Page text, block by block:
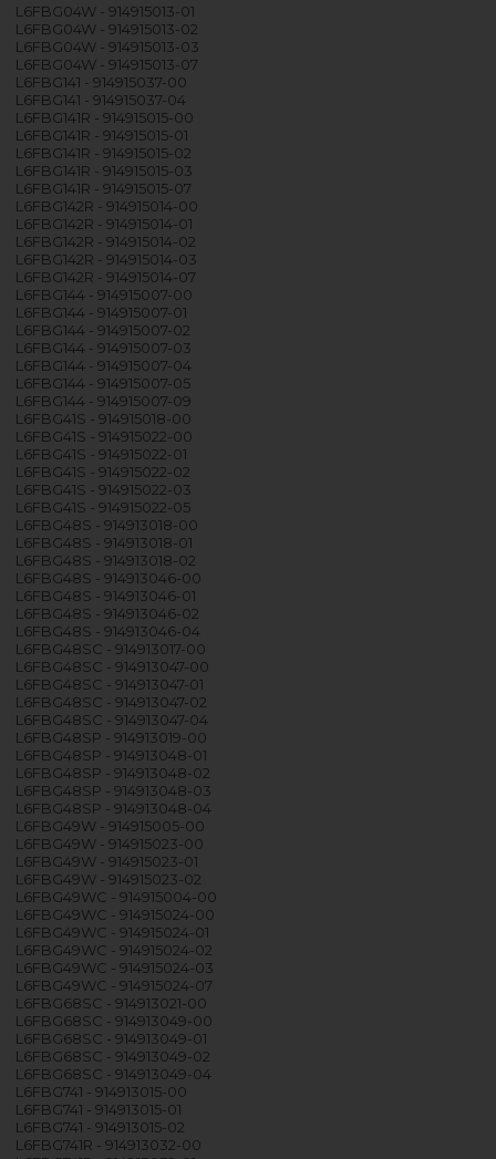
L6FBG04W - 914915013-01
L6FBG04W - 914915013-02
L6FBG04W - 914915013-03
L6FBG04W - 914915013-07
L6FBG141 - 914915037-00
L6FBG141 - 914915037-04
L6FBG141R - 914915015-00
L6FBG141R - 914915015-01
L6FBG141R - 914915015-02
L6FBG141R - 914915015-03
L6FBG141R - 914915015-07
L6FBG142R - 914915014-00
L6FBG142R - 914915014-01
L6FBG142R - 914915014-02
L6FBG142R - 914915014-03
L6FBG142R - 914915014-07
L6FBG144 - 914915007-00
L6FBG144 - 914915007-01
L6FBG144 - 914915007-02
L6FBG144 - 914915007-03
L6FBG144 - 914915007-04
L6FBG144 - 914915007-05
L6FBG144 - 914915007-09
L6FBG41S - 914915018-00
L6FBG41S - 914915022-00
L6FBG41S - 914915022-01
L6FBG41S - 914915022-02
L6FBG41S - 914915022-03
L6FBG41S - 914915022-05
L6FBG48S - 914913018-00
L6FBG48S - 914913018-01
L6FBG48S - 914913018-02
L6FBG48S - 914913046-00
L6FBG48S - 914913046-01
L6FBG48S - 914913046-02
L6FBG48S - 914913046-04
L6FBG48SC - 914913017-00
L6FBG48SC - 914913047-00
L6FBG48SC - 914913047-01
L6FBG48SC - 914913047-02
L6FBG48SC - 914913047-04
L6FBG48SP - 914913019-00
L6FBG48SP - 914913048-01
L6FBG48SP - 914913048-02
L6FBG48SP - 914913048-03
L6FBG48SP - 914913048-04
L6FBG49W - 914915005-00
L6FBG49W - 914915023-00
L6FBG49W - 914915023-01
L6FBG49W - 914915023-02
L6FBG49WC - 914915004-00
L6FBG49WC - 914915024-00
L6FBG49WC - 914915024-01
L6FBG49WC - 914915024-02
L6FBG49WC - 914915024-03
L6FBG49WC - 914915024-07
L6FBG68SC - 914913021-00
L6FBG68SC - 914913049-00
L6FBG68SC - 914913049-01
L6FBG68SC - 914913049-02
L6FBG68SC - 914913049-04
L6FBG741 - 914913015-00
L6FBG741 - 914913015-01
L6FBG741 - 914913015-02
L6FBG741R - 914913032-00